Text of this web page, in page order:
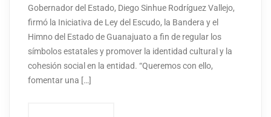
Gobernador del Estado, Diego Sinhue Rodríguez Vallejo,
firmó la Iniciativa de Ley del Escudo, la Bandera y el
Himno del Estado de Guanajuato a fin de regular los
símbolos estatales y promover la identidad cultural y la
cohesión social en la entidad. “Queremos con ello,
fomentar una […]